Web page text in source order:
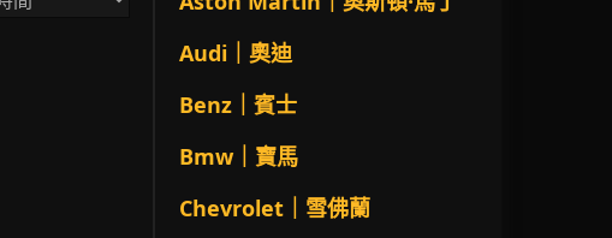
Audi｜奧迪
Benz｜賓士
Bmw｜寶馬
Chevrolet｜雪佛蘭